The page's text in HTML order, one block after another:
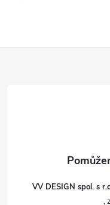
VV DESIGN spol. s